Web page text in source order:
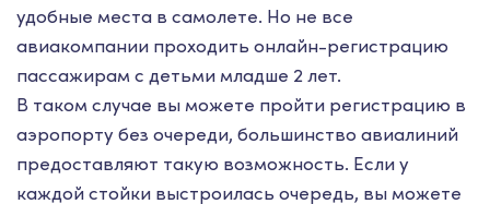
удобные места в самолете. Но не все
авиакомпании проходить онлайн-регистрацию
пассажирам с детьми младше 2 лет.
В таком случае вы можете пройти регистрацию в
аэропорту без очереди, большинство авиалиний
предоставляют такую возможность. Если у
каждой стойки выстроилась очередь, вы можете